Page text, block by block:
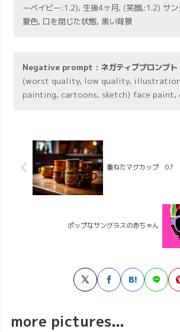
ーベイビー:1.2), 生後4ヶ月, (笑顔,:1.2) サ
夏色, 口を閉じた状態, 黒い背景
Negative prompt : ネガティブプロンプト
(worst quality, low quality,
painting, cartoons, sketch) face paint,
重ねたマグカップ 07
ポップなサングラスの赤ちゃん
more pictures...